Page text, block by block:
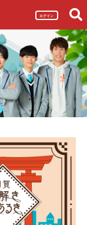
ログイン